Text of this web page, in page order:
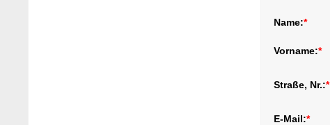
Name:*
Vorname:*
Straße, Nr.:*
E-Mail:*